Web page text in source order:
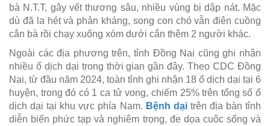
bà N.T.T, gây vết thương sâu, nhiều vùng bị dập nát. Mặc
dù đã la hét và phản kháng, song con chó vẫn điên cuồng
cắn bà rồi chạy xuống xóm dưới cắn thêm 2 người khác.
Ngoài các địa phương trên, tỉnh Đồng Nai cũng ghi nhận
nhiều ổ dịch dại trong thời gian gần đây. Theo CDC Đồng
Nai, từ đầu năm 2024, toàn tỉnh ghi nhận 18 ổ dịch dại tại 6
huyện, trong đó có 1 ca tử vong, chiếm 25% trên tổng số ổ
dịch dại tại khu vực phía Nam. Bệnh dạitrên địa bàn tỉnh
diễn biến phức tạp và nghiêm trọng, đe dọa cuộc sống và